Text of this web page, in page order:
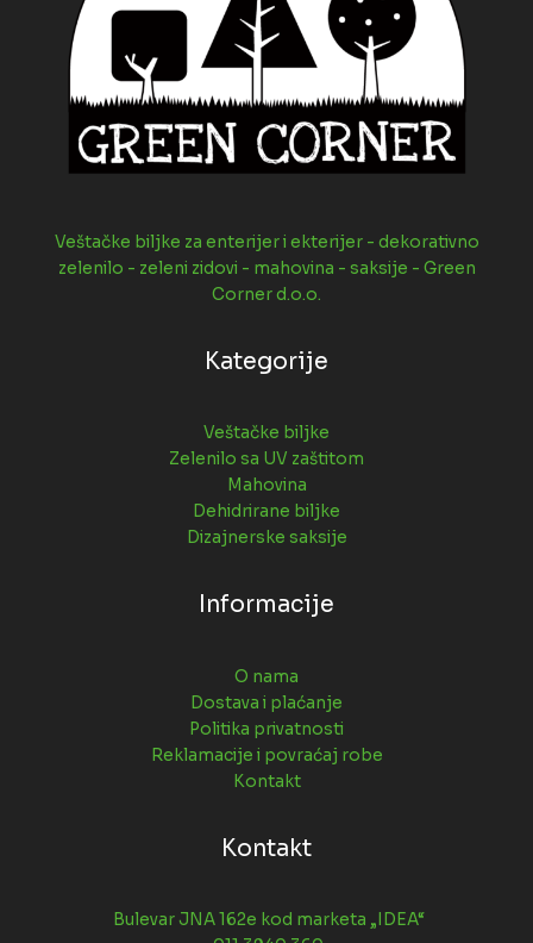
Veštačke biljke za enterijer i ekterijer - dekorativno
zelenilo - zeleni zidovi - mahovina - saksije - Green
Corner d.o.o.
Kategorije
Veštačke biljke
Zelenilo sa UV zaštitom
Mahovina
Dehidrirane biljke
Dizajnerske saksije
Informacije
O nama
Dostava i plaćanje
Politika privatnosti
Reklamacije i povraćaj robe
Kontakt
Kontakt
Bulevar JNA 162e kod marketa „IDEA“